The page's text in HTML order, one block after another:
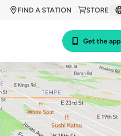
STORE
FIND A STATION
Get the app